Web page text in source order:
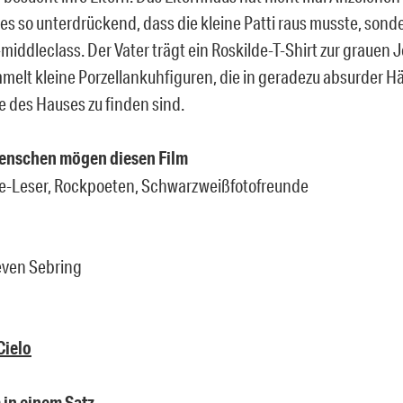
so unterdrückend, dass die kleine Patti raus musste,
Der Vater trägt ein Roskilde-T-Shirt zur grauen
kleine Porzellankuhfiguren, die in geradezu absurder
des Hauses zu finden sind.
mögen diesen Film
Leser, Rockpoeten, Schwarzweißfotofreunde
Sebring